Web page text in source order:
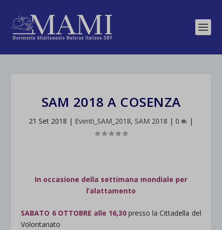
SAM 2018 A COSENZA
21 Set 2018 | Eventi_SAM_2018, SAM 2018 | 0 |
In occasione della settimana mondiale per
l’alattamento
SABATO 6 OTTOBRE alle 16,30 presso la Cittadella del
Volontariato